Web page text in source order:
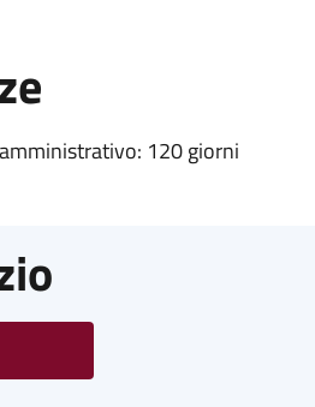
120 giorni